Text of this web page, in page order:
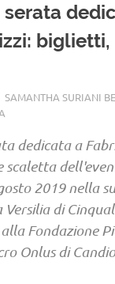
serata
SAMANTHA SURIANI
dedicata a
scaletta
2019 nella
Versilia di
Fondazione
Onlus di